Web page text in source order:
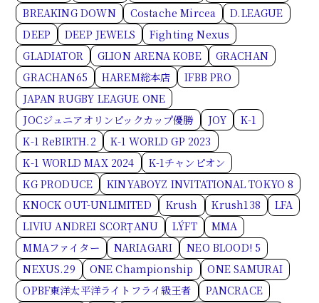
BREAKING DOWN
Costache Mircea
D.LEAGUE
DEEP
DEEP JEWELS
Fighting Nexus
GLADIATOR
GLION ARENA KOBE
GRACHAN
GRACHAN65
HAREM総本店
IFBB PRO
JAPAN RUGBY LEAGUE ONE
JOCジュニアオリンピックカップ優勝
JOY
K-1
K-1 ReBIRTH.2
K-1 WORLD GP 2023
K-1 WORLD MAX 2024
K-1チャンピオン
KG PRODUCE
KINYABOYZ INVITATIONAL TOKYO 8
KNOCK OUT-UNLIMITED
Krush Krush138
LFA
LIVIU ANDREI SCORȚANU
LÝFT
MMA
MMAファイター
NARIAGARI
NEO BLOOD! 5
NEXUS.29
ONE Championship
ONE SAMURAI
OPBF東洋太平洋ライトフライ級王者
PANCRACE